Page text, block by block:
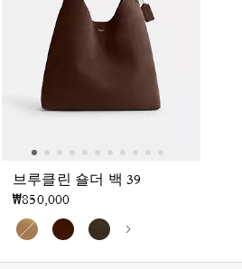
브루클린 숄더 백 39
₩850,000